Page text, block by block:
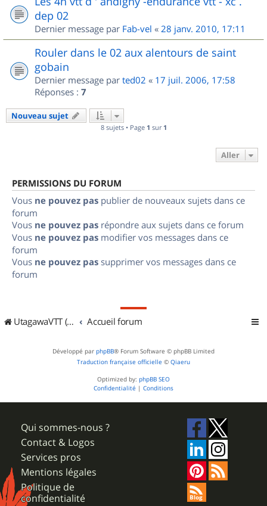
dep 02
Dernier message par Fab-vel « 28 janv. 2010, 17:11
Rouler dans le 02 aux alentours de saint
gobain
Dernier message par ted02 « 17 juil. 2006, 17:58
Réponses : 7
Nouveau sujet
8 sujets • Page 1 sur 1
Aller
PERMISSIONS DU FORUM
Vous ne pouvez pas publier de nouveaux sujets dans ce
forum
Vous ne pouvez pas répondre aux sujets dans ce forum
Vous ne pouvez pas modifier vos messages dans ce
forum
Vous ne pouvez pas supprimer vos messages dans ce
forum
UtagawaVTT (Randos VTT et VTTAE avec traces GPS) Accueil forum
Développé par phpBB® Forum Software © phpBB Limited
Traduction française officielle © Qiaeru
Optimized by: phpBB SEO
Confidentialité | Conditions
Qui sommes-nous ?
Contact & Logos
Services pros
Mentions légales
Politique de
confidentialité